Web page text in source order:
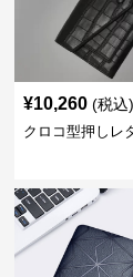
¥10,260 (税込)
クロコ型押しレ